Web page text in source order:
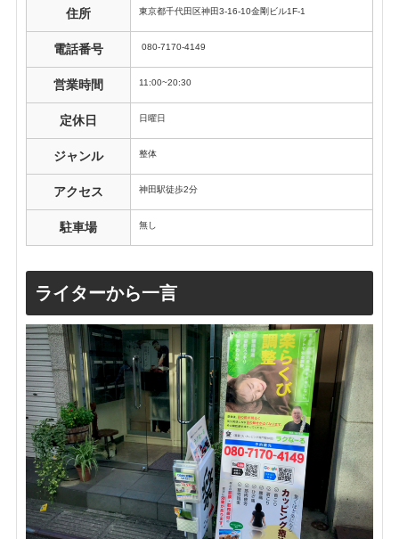
住所 東京都千代田区神田3-16-10金剛ビル1F-1
電話番号 080-7170-4149
営業時間 11:00~20:30
定休日 日曜日
ジャンル 整体
アクセス 神田駅徒歩2分
駐車場 無し
ライターから一言